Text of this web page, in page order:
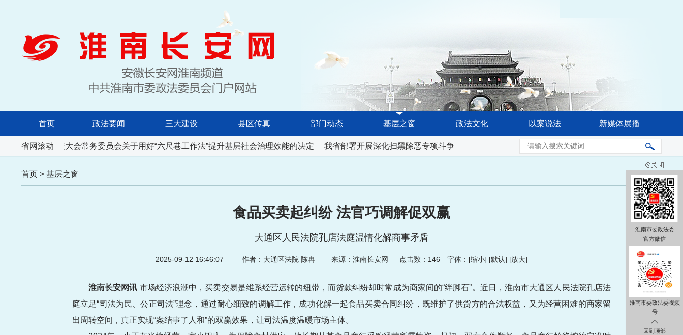
首页 政法要闻 三大建设 县区传真 部门动态 基层之窗 政法文化 以案说法 新媒体展播
省网滚动
安徽省人民代表大会常务委员会关于用好“六尺巷工作法”提升基层社会治理效能的决定 我省部署开展深化扫黑除恶专项斗争 省委常委会会议强调 奋力推进公安工作现代化 更好促进高水
首页 > 基层之窗
食品买卖起纠纷 法官巧调解促双赢
大通区人民法院孔店法庭温情化解商事矛盾
2025-09-12 16:46:07 作者：大通区法院 陈冉 来源：淮南长安网 点击数： 146 字体：[缩小] [默认] [放大]
淮南长安网讯 市场经济浪潮中，买卖交易是维系经营运转的纽带，而货款纠纷却时常成为商家间的“绊脚石”。近日，淮南市大通区人民法院孔店法
庭立足“司法为民、公正司法”理念，通过耐心细致的调解工作，成功化解一起食品买卖合同纠纷，既维护了供货方的合法权益，又为经营困难的商家留
出周转空间，真正实现“案结事了人和”的双赢效果，让司法温度温暖市场主体。
淮南市委政法委
官方微信
淮南市委政法委视频
号
回到顶部